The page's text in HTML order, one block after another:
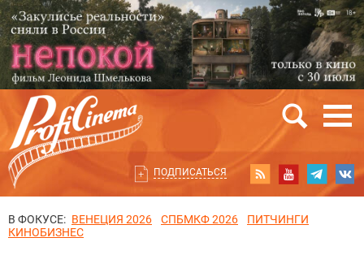
ПОДПИСАТЬСЯ
В ФОКУСЕ: ВЕНЕЦИЯ 2026 СПБМКФ 2026
ПИТЧИНГИ
КИНОБИЗНЕС